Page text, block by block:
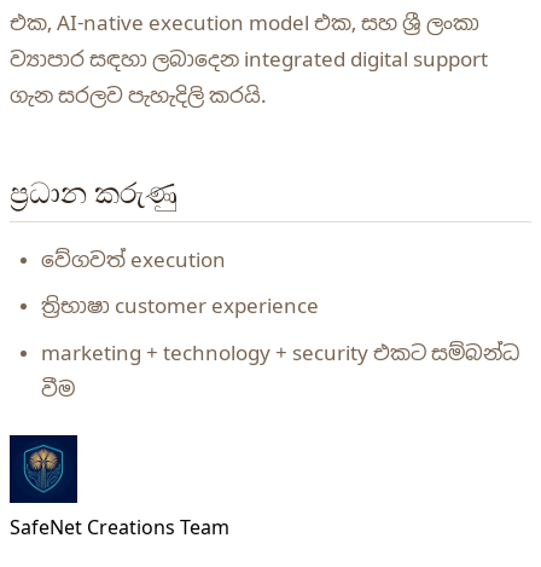
එක, AI-native execution model එක, සහ ශ්‍රී ලංකා
ව්‍යාපාර සඳහා ලබාදෙන integrated digital support
ගැන සරලව පැහැදිලි කරයි.
ප්‍රධාන කරුණු
වේගවත් execution
ත්‍රිභාෂා customer experience
marketing + technology + security එකට සම්බන්ධ
වීම
SafeNet Creations Team